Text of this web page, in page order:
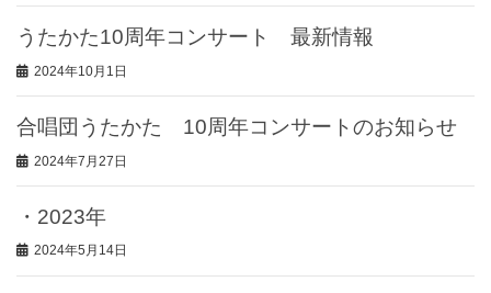
うたかた10周年コンサート 最新情報
2024年10月1日
合唱団うたかた 10周年コンサートのお知らせ
2024年7月27日
・2023年
2024年5月14日